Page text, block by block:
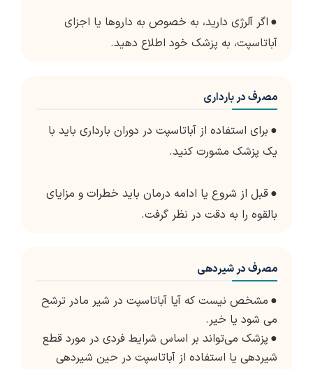
● اگر آلرژی دارید، به خصوص به داروها یا اجزای
آباتاسپت، به پزشک خود اطلاع دهید.
مصرف در بارداری
● برای استفاده از آباتاسپت در دوران بارداری باید با
یک پزشک مشورت کنید.
●قبل از شروع یا ادامه درمان باید خطرات و مزایای
بالقوه را به دقت در نظر گرفت.
مصرف در شیردهی
● مشخص نیست که آیا آباتاسپت در شیر مادر ترشح
می شود یا خیر.
● پزشک می‌تواند بر اساس شرایط فردی در مورد قطع
شیردهی یا استفاده از آباتاسپت در حین شیردهی